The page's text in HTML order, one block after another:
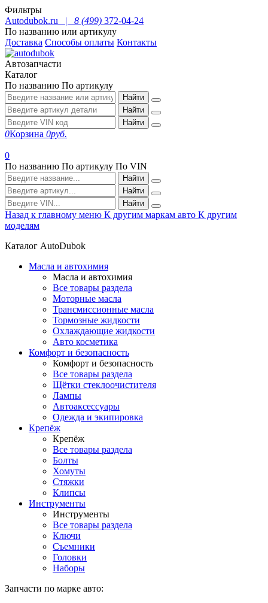
Фильтры
Autodubok.ru |
8 (499) 372-04-24
По названию или артикулу
Доставка Способы оплаты Контакты
Автозапчасти
Каталог
По названию По артикулу
Найти
Найти
Найти
0Корзина 0руб.
0
По названию По артикулу По VIN
Найти
Найти
Найти
Назад к главному меню К другим маркам авто К другим
моделям
Каталог AutoDubok
Масла и автохимия
Масла и автохимия
Все товары раздела
Моторные масла
Трансмиссионные масла
Тормозные жидкости
Охлаждающие жидкости
Авто косметика
Комфорт и безопасность
Комфорт и безопасность
Все товары раздела
Щётки стеклоочистителя
Лампы
Автоаксессуары
Одежда и экипировка
Крепёж
Крепёж
Все товары раздела
Болты
Хомуты
Стяжки
Клипсы
Инструменты
Инструменты
Все товары раздела
Ключи
Съемники
Головки
Наборы
Запчасти по марке авто: